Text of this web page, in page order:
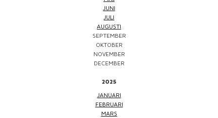
JUNI
JULI
AUGUSTI
SEPTEMBER
OKTOBER
NOVEMBER
DECEMBER
2025
JANUARI
FEBRUARI
MARS